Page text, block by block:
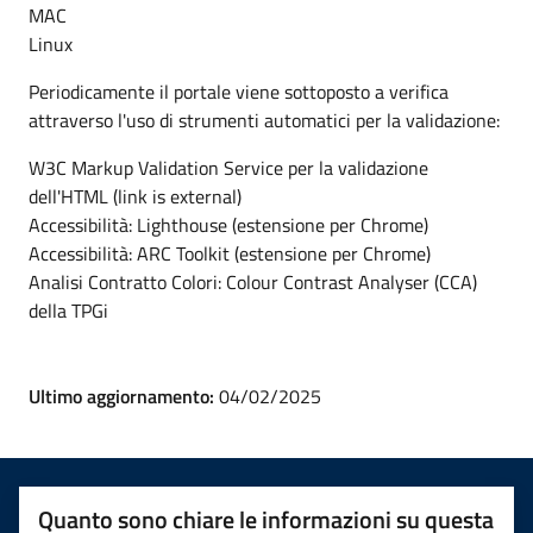
MAC
Linux
Periodicamente il portale viene sottoposto a verifica
attraverso l'uso di strumenti automatici per la validazione:
W3C Markup Validation Service per la validazione
dell'HTML (link is external)
Accessibilità: Lighthouse (estensione per Chrome)
Accessibilità: ARC Toolkit (estensione per Chrome)
Analisi Contratto Colori: Colour Contrast Analyser (CCA)
della TPGi
Ultimo aggiornamento: 04/02/2025
Quanto sono chiare le informazioni su questa